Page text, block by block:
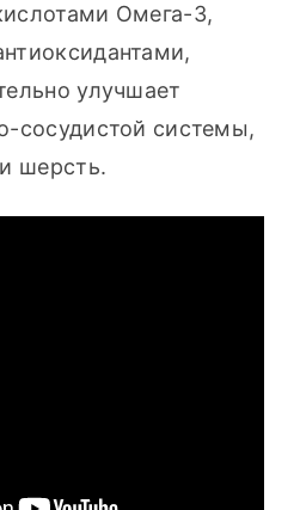
Омега-3,
улучшает
сосудистой системы,
шерсть.